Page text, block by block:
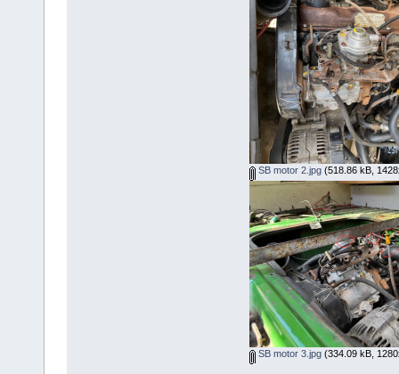
SB motor 2.jpg(518.86 kB,
SB motor 3.jpg(334.09 kB,